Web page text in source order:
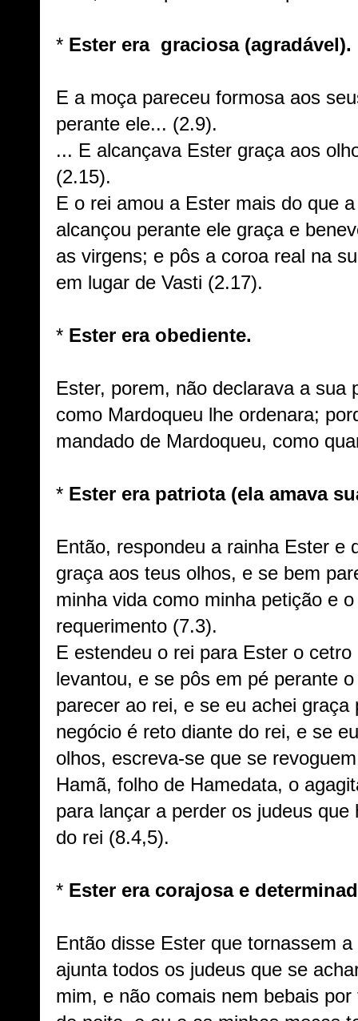
* Ester era graciosa (agradável).
E a moça pareceu formosa aos
perante ele... (2.9).
... E alcançava Ester graça aos
(2.15).
E o rei amou a Ester mais do que
alcançou perante ele graça e
as virgens; e pôs a coroa real na
em lugar de Vasti (2.17).
* Ester era obediente.
Ester, porem, não declarava a sua
como Mardoqueu lhe ordenara;
mandado de Mardoqueu, como
* Ester era patriota (ela amava
Então, respondeu a rainha Ester e
graça aos teus olhos, e se bem
minha vida como minha petição e
requerimento (7.3).
E estendeu o rei para Ester o
levantou, e se pôs em pé perante
parecer ao rei, e se eu achei
negócio é reto diante do rei, e se
olhos, escreva-se que se
Hamã, folho de Hamedata, o
para lançar a perder os judeus
do rei (8.4,5).
* Ester era corajosa e
Então disse Ester que tornassem
ajunta todos os judeus que se
mim, e não comais nem bebais